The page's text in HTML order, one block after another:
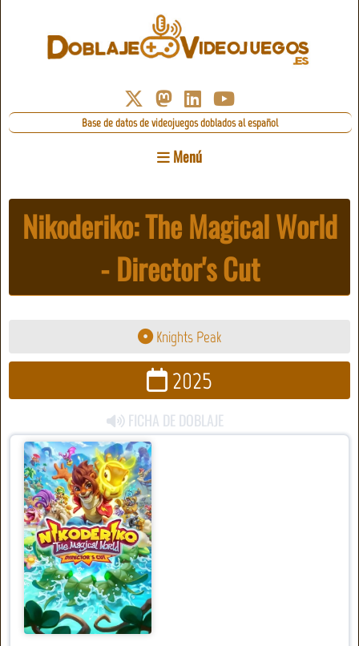
Base de datos de videojuegos doblados al español
Menú
Nikoderiko: The Magical World
- Director's Cut
Knights Peak
2025
FICHA DE DOBLAJE